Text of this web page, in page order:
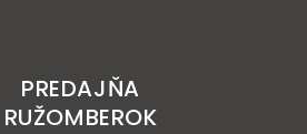
PREDAJŇA
RUŽOMBEROK